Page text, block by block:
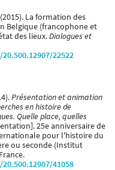
La formation des
Belgique (francophone et
des lieux.Dialogues et
22522
Présentation et animation
en histoire de
Quelle place, quelles
25e anniversaire de
pour l'histoire du
ou seconde (Institut
41058